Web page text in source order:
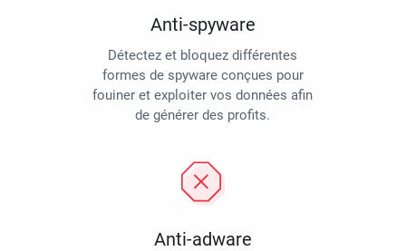
Anti-spyware
Détectez et bloquez différentes
formes de spyware conçues pour
fouiner et exploiter vos données afin
de générer des profits.
Anti-adware